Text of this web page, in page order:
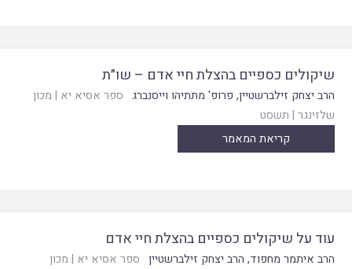
שיקולים כספיים בהצלת חיי אדם – שו״ת
הרב יצחק זילברשטיין, פרופ' מתתיהו וייסנברג ספר אסיא יא | מכון
שלזינגר | תשסט
קריאת המאמר
עוד על שיקולים כספיים בהצלת חיי אדם
הרב איתמר מחפוד, הרב יצחק זילברשטיין ספר אסיא יא | מכון